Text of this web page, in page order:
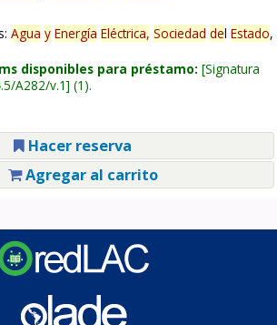
Agua y Energía Eléctrica, Sociedad del Estado,
disponibles para préstamo: Signatura
A282/v.1 (1).
Hacer reserva
Agregar al carrito